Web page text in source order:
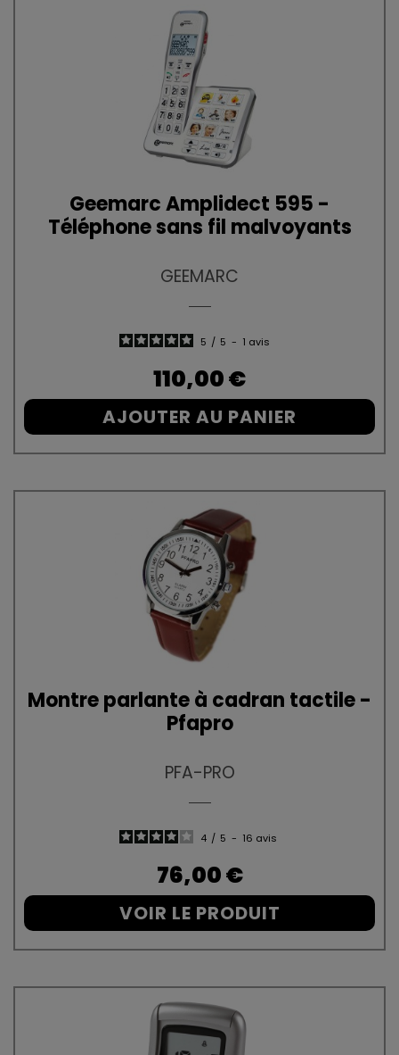
Geemarc Amplidect 595 -
Téléphone sans fil malvoyants
GEEMARC
5 / 5 - 1 avis
Prix
110,00 €
AJOUTER AU PANIER
Montre parlante à cadran tactile -
Pfapro
PFA-PRO
4 / 5 - 16 avis
Prix
76,00 €
VOIR LE PRODUIT